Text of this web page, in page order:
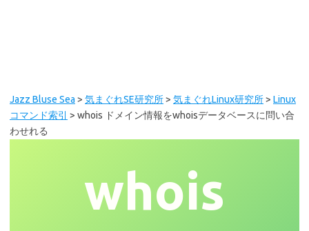
Jazz Bluse Sea > 気まぐれSE研究所> 気まぐれLinux研究所> Linux
コマンド索引
> whois ドメイン情報をwhoisデータベースに問い合
わせれる
whois